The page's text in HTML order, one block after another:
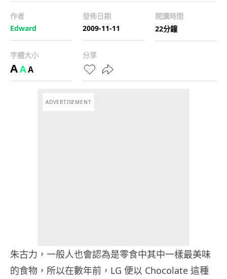
作者
Edward
發佈日期
2009-11-11
閱讀時間
22分鐘
字體大小
AAA
分享
ADVERTISEMENT
朱古力，一般人也會認為是零食中其中一樣最美味
的食物，所以在數年前，LG 便以 Chocolate 這種